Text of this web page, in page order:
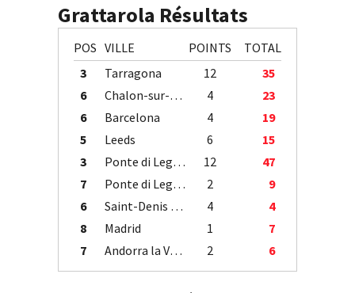
Grattarola Résultats
POS VILLE POINTS
TOTAL
3
Tarragona 12
35
6
Chalon-sur-Saône 4
23
6
Barcelona 4
19
5
Leeds 6
15
3
Ponte di Legno 12
47
7
Ponte di Legno 2
9
6
Saint-Denis / Île de la Réunion 4
4
8
Madrid 1
7
7
Andorra la Vella 2 6